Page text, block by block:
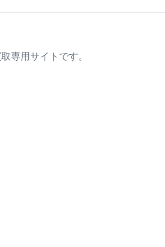
専用サイトです。